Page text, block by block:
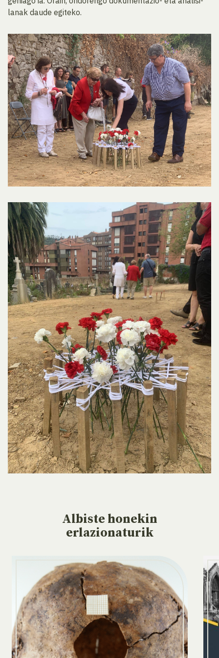
lanak daude egiteko.
Albiste honekin
erlazionaturik